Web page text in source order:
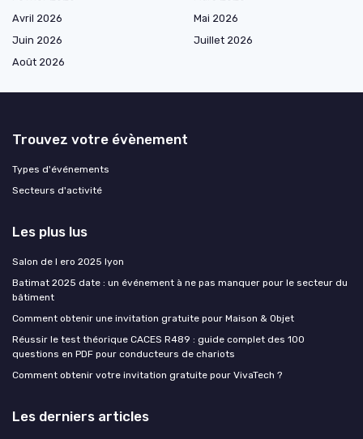
Avril 2026
Mai 2026
Juin 2026
Juillet 2026
Août 2026
Trouvez votre évènement
Types d'événements
Secteurs d'activité
Les plus lus
Salon de l ero 2025 lyon
Batimat 2025 date : un événement à ne pas manquer pour le secteur du
bâtiment
Comment obtenir une invitation gratuite pour Maison & Objet
Réussir le test théorique CACES R489 : guide complet des 100
questions en PDF pour conducteurs de chariots
Comment obtenir votre invitation gratuite pour VivaTech ?
Les derniers articles